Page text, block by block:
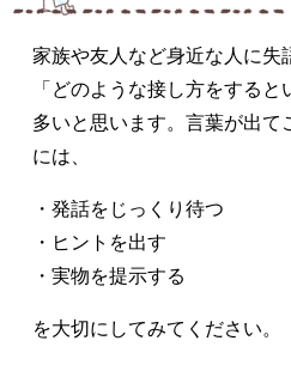
家族や友人など身近な人に失
「どのような接し方をする
多いと思います。言葉が出て
には、
・発話をじっくり待つ
・ヒントを出す
・実物を提示する
を大切にしてみてください。